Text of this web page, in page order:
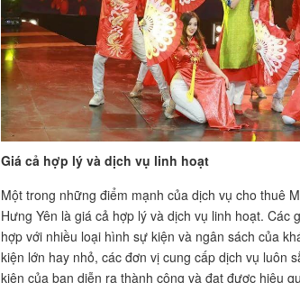
Giá cả hợp lý và dịch vụ linh hoạt
Một trong những điểm mạnh của dịch vụ cho thuê
Hưng Yên là giá cả hợp lý và dịch vụ linh hoạt. Các
hợp với nhiều loại hình sự kiện và ngân sách của
kiện lớn hay nhỏ, các đơn vị cung cấp dịch vụ luôn
kiện của bạn diễn ra thành công và đạt được hiệu